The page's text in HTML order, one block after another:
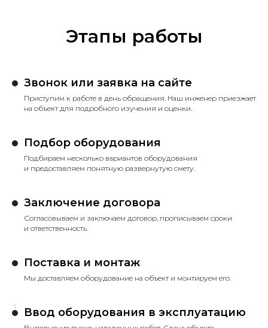
Этапы работы
Звонок или заявка на сайте
Приступим к работе в день обращения. Наш инженер приезжает
на объект для подробного изучения и оценки.
Подбор оборудования
Подбираем несколько вариантов оборудования
и предоставляем понятную развернутую смету.
Заключение договора
Согласовываем и заключаем договор, прописываем сроки
и ответственность.
Поставка и монтаж
Мы доставляем оборудование на объект и монтируем его.
Ввод оборудования в эксплуатацию